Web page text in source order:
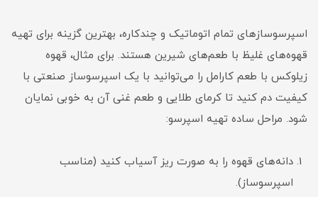
اسپرسوسازهای تمام اتوماتیک و چندکاره، بهترین گزینه برای تهیه
قهوه‌های غلیظ با طعم‌های شیرین هستند. برای مثال، قهوه
زیلوکس با طعم کارامل را می‌توانید با یک اسپرسوساز صنعتی با
کیفیت دم کنید تا کرمای طلایی و طعم غنی آن به خوبی نمایان
شود. مراحل ساده تهیه اسپرسو:
دانه‌های قهوه را به صورت ریز آسیاب کنید (مناسب
اسپرسوساز).